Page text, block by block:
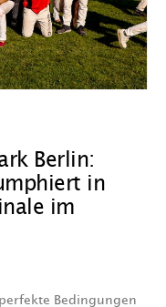
Berlin:
in
im
Bedingungen